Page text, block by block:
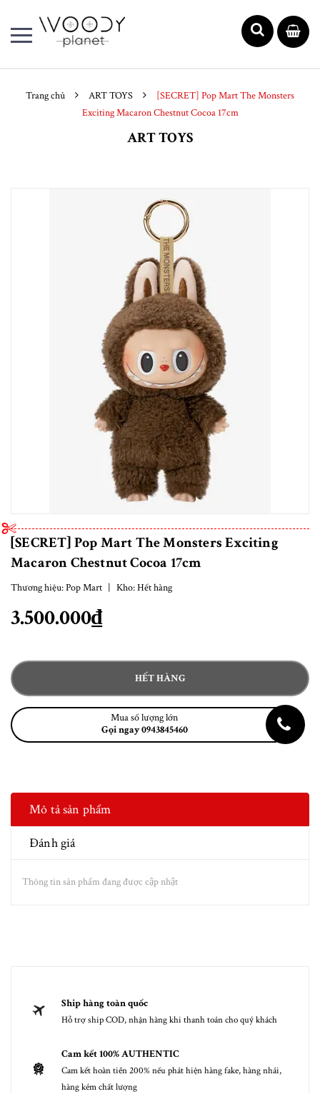
Trang chủ ART TOYS
[SECRET] Pop Mart The Monsters
Exciting Macaron Chestnut Cocoa 17cm
ART TOYS
[SECRET] Pop Mart The Monsters Exciting
Macaron Chestnut Cocoa 17cm
Thương hiệu:Pop Mart | Kho:Hết hàng
3.500.000₫
HẾT HÀNG
Mua số lượng lớn
Gọi ngay 0943845460
Mô tả sản phẩm
Đánh giá
Thông tin sản phẩm đang được cập nhật
Ship hàng toàn quốc
Hỗ trợ ship COD, nhận hàng khi thanh toán cho quý khách
Cam kết 100% AUTHENTIC
Cam kết hoàn tiền 200% nếu phát hiện hàng fake, hàng nhái,
hàng kém chất lượng